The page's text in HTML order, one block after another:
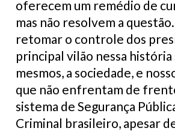
oferecem um remédio de
mas não resolvem a
retomar o controle dos
principal vilão nessa história
mesmos, a sociedade, e
que não enfrentam de
sistema de Segurança
Criminal brasileiro, apesar